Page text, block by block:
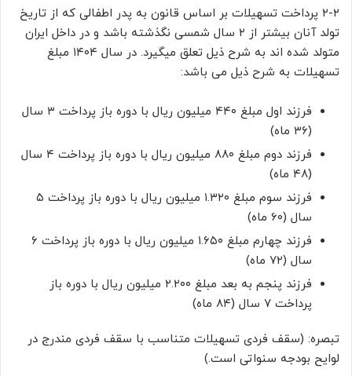
۲-۲ پرداخت تسهیلات بر اساس قانون به پدر اطفالی که از تاریخ
تولد آنان بیشتر از ۲ سال شمسی نگذشته باشد و در داخل ایران
متولد شده اند به شرح ذیل تعلق میگیرد. در سال ۱۴۰۴ مبلغ
تسهیلات به شرح ذیل می باشد:
فرزند اول مبلغ ۴۴۰ میلیون ریال با دوره باز پرداخت ۳ سال
(۳۶ ماه)
فرزند دوم مبلغ ۸۸۰ میلیون ریال با دوره باز پرداخت ۴ سال
(۴۸ ماه)
فرزند سوم مبلغ ۱.۳۲۰ میلیون ریال با دوره باز پرداخت ۵
سال (۶۰ ماه)
فرزند چهارم مبلغ ۱.۶۵۰ میلیون ریال با دوره باز پرداخت ۶
سال (۷۲ ماه)
فرزند پنجم به بعد مبلغ ۲.۲۰۰ میلیون ریال با دوره باز
پرداخت ۷ سال (۸۴ ماه)
تبصره: (سقف فردی تسهیلات متناسب با سقف فردی مندرج در
لوایح بودجه سنواتی است.)